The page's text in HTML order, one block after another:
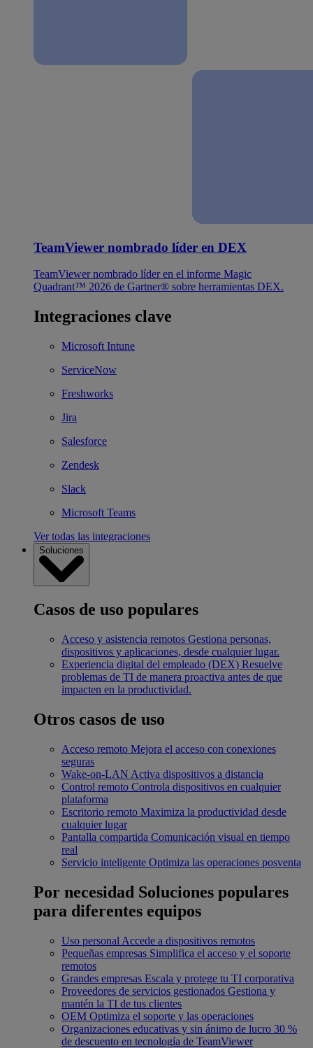
TeamViewer nombrado líder en DEX
TeamViewer nombrado líder en el informe Magic
Quadrant™ 2026 de Gartner® sobre herramientas DEX.
Integraciones clave
Microsoft Intune
ServiceNow
Freshworks
Jira
Salesforce
Zendesk
Slack
Microsoft Teams
Ver todas las integraciones
Soluciones
Casos de uso populares
Acceso y asistencia remotos Gestiona personas,
dispositivos y aplicaciones, desde cualquier lugar.
Experiencia digital del empleado (DEX) Resuelve
problemas de TI de manera proactiva antes de que
impacten en la productividad.
Otros casos de uso
Acceso remoto Mejora el acceso con conexiones
seguras
Wake-on-LAN Activa dispositivos a distancia
Control remoto Controla dispositivos en cualquier
plataforma
Escritorio remoto Maximiza la productividad desde
cualquier lugar
Pantalla compartida Comunicación visual en tiempo
real
Servicio inteligente Optimiza las operaciones posventa
Por necesidad Soluciones populares
para diferentes equipos
Uso personal Accede a dispositivos remotos
Pequeñas empresas Simplifica el acceso y el soporte
remotos
Grandes empresas Escala y protege tu TI corporativa
Proveedores de servicios gestionados Gestiona y
mantén la TI de tus clientes
OEM Optimiza el soporte y las operaciones
Organizaciones educativas y sin ánimo de lucro 30 %
de descuento en tecnología de TeamViewer